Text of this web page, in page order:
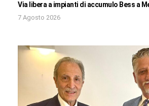
Via libera a impianti di accumulo Bess a
7 Agosto 2026